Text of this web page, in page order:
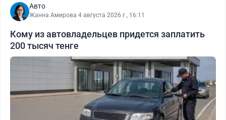
Авто
Жанна Амирова·4 августа 2026 г., 16:11
Кому из автовладельцев придется заплатить
200 тысяч тенге